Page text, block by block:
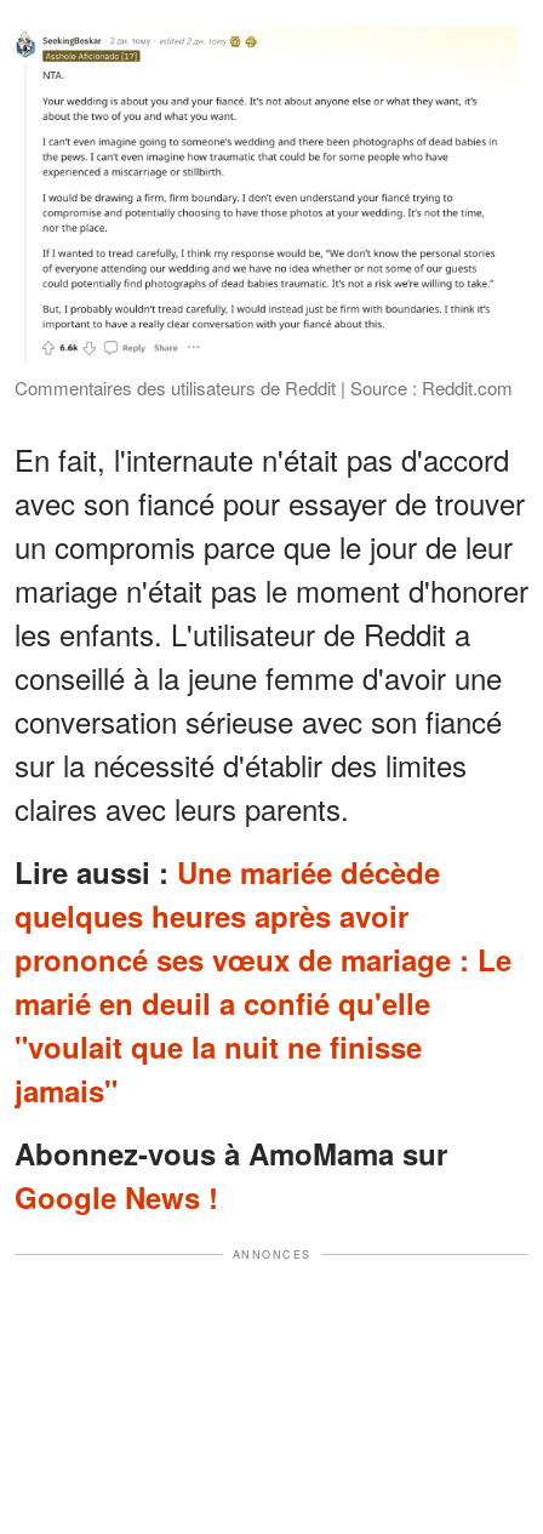
Commentaires des utilisateurs de Reddit | Source : Reddit.com
En fait, l'internaute n'était pas d'accord
avec son fiancé pour essayer de trouver
un compromis parce que le jour de leur
mariage n'était pas le moment d'honorer
les enfants. L'utilisateur de Reddit a
conseillé à la jeune femme d'avoir une
conversation sérieuse avec son fiancé
sur la nécessité d'établir des limites
claires avec leurs parents.
Lire aussi : Une mariée décède
quelques heures après avoir
prononcé ses vœux de mariage : Le
marié en deuil a confié qu'elle
"voulait que la nuit ne finisse
jamais"
Abonnez-vous à AmoMama sur
Google News !
ANNONCES